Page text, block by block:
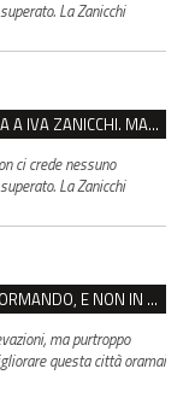
La Zanicchi
VENTASSO, SÌ ALLA CITTADINANZA ONORARIA A IVA ZANICCHI. MA BARGIACCHI: “È DI PESSIMO GUSTO”
ci crede nessuno
La Zanicchi
IL CENTRO STORICO DI REGGIO SI STA TRASFORMANDO, E NON IN MEGLIO
ma purtroppo
questa città oramai